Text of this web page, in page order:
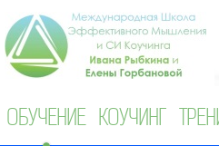
ОБУЧЕНИЕ КОУЧИНГ